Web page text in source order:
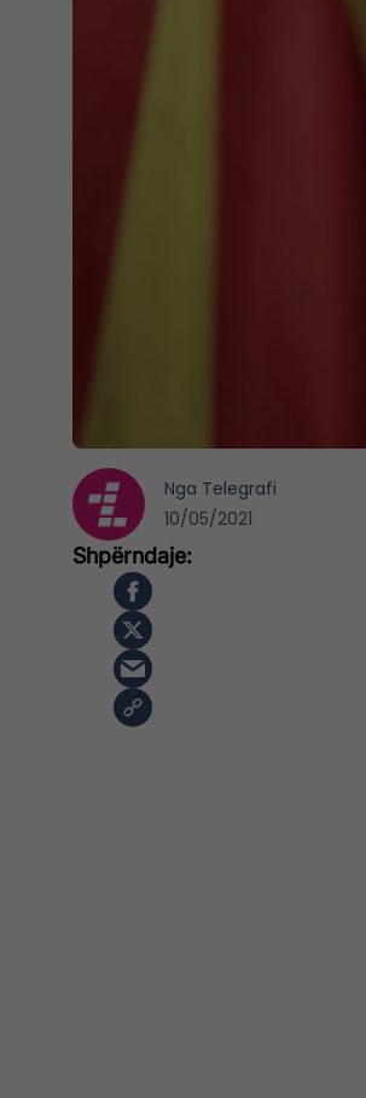
Nga Telegrafi
10/05/2021